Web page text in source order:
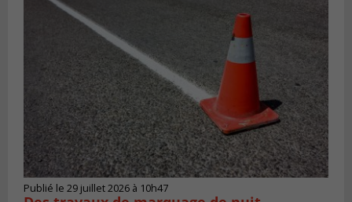
Publié le 29 juillet 2026 à 10h47